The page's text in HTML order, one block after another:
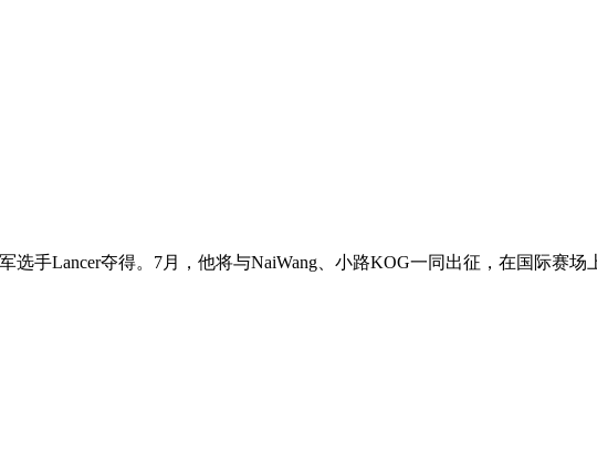
Lancer夺得。7月，他将与NaiWang、小路KOG一同出征，在国际赛场